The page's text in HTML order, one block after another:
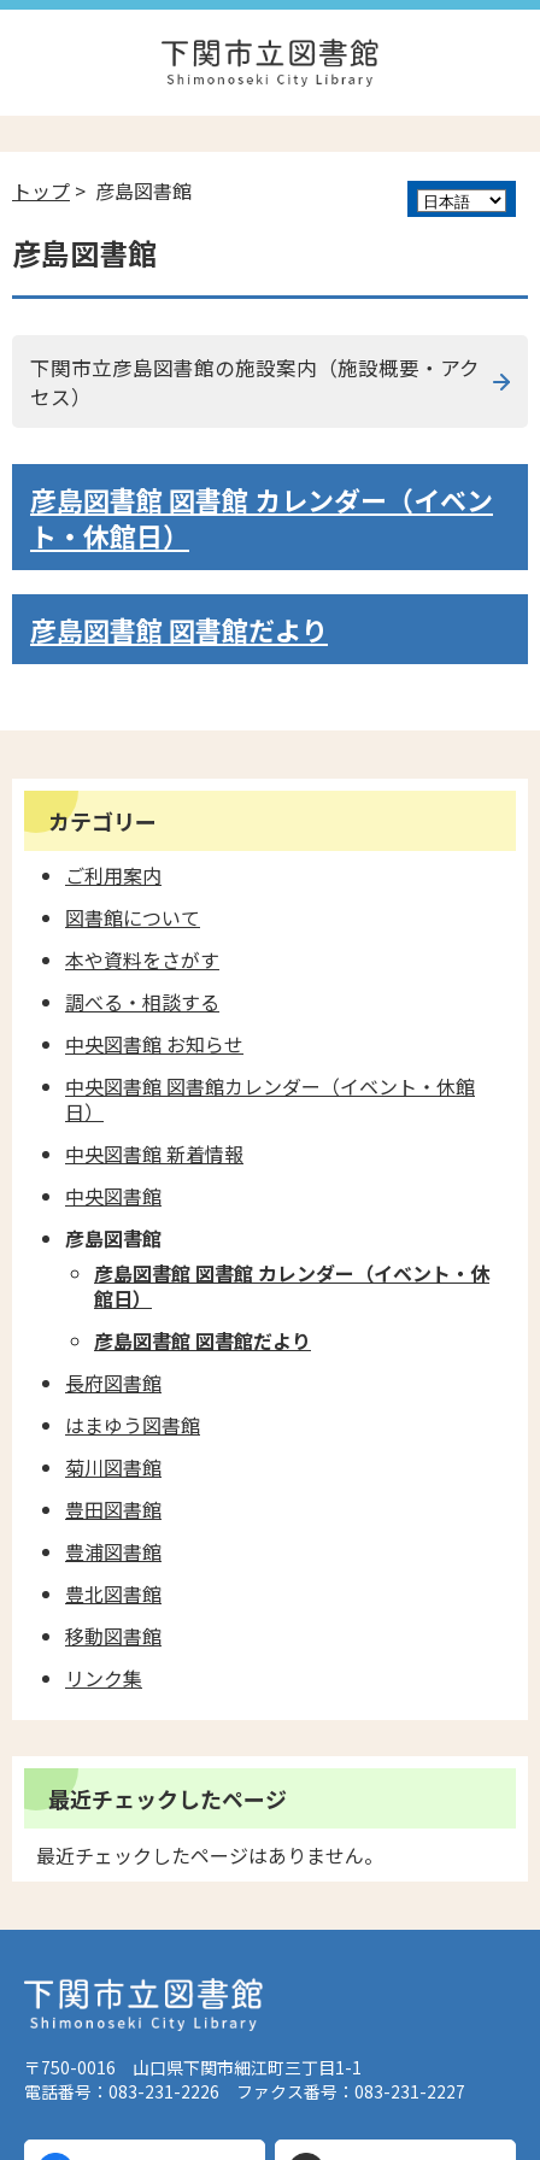
トップ > 彦島図書館
彦島図書館
下関市立彦島図書館の施設案内（施設概要・アク
セス）
彦島図書館 図書館 カレンダー（イベン
ト・休館日）
彦島図書館 図書館だより
カテゴリー
ご利用案内
図書館について
本や資料をさがす
調べる・相談する
中央図書館 お知らせ
中央図書館 図書館カレンダー（イベント・休館
日）
中央図書館 新着情報
中央図書館
彦島図書館
彦島図書館 図書館 カレンダー（イベント・休
館日）
彦島図書館 図書館だより
長府図書館
はまゆう図書館
菊川図書館
豊田図書館
豊浦図書館
豊北図書館
移動図書館
リンク集
最近チェックしたページ
最近チェックしたページはありません。
〒750-0016 山口県下関市細江町三丁目1-1
電話番号：083-231-2226 ファクス番号：083-231-2227